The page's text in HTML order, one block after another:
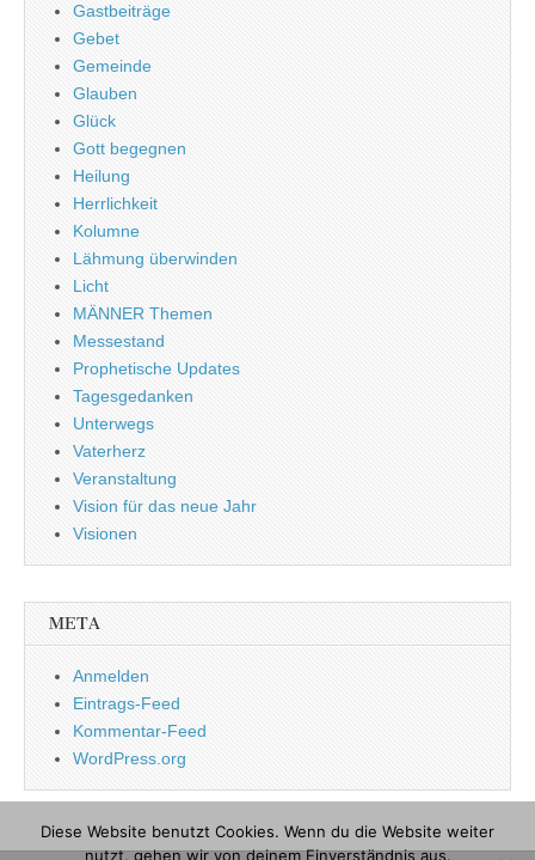
Gastbeiträge
Gebet
Gemeinde
Glauben
Glück
Gott begegnen
Heilung
Herrlichkeit
Kolumne
Lähmung überwinden
Licht
MÄNNER Themen
Messestand
Prophetische Updates
Tagesgedanken
Unterwegs
Vaterherz
Veranstaltung
Vision für das neue Jahr
Visionen
META
Anmelden
Eintrags-Feed
Kommentar-Feed
WordPress.org
Diese Website benutzt Cookies. Wenn du die Website weiter
nutzt, gehen wir von deinem Einverständnis aus.